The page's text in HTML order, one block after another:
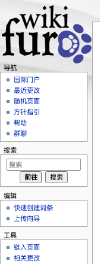
导航
国际门户
最近更改
随机页面
方针指引
帮助
群聊
搜索
编辑
快速创建词条
上传向导
工具
链入页面
相关更改